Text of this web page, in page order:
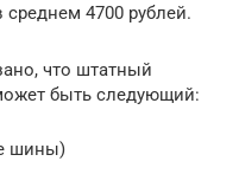
4700 рублей.
что штатный
быть следующий:
шины)